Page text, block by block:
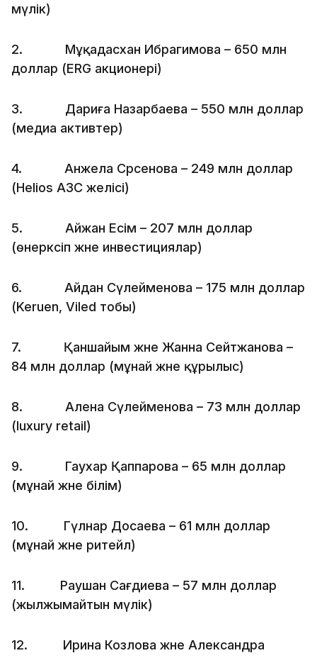
мүлік)
2. Мұқадасхан Ибрагимова – 650 млн
доллар (ERG акционері)
3. Дариға Назарбаева – 550 млн доллар
(медиа активтер)
4. Анжела Сәрсенова – 249 млн доллар
(Helios АЗС желісі)
5. Айжан Есім – 207 млн доллар
(өнеркәсіп және инвестициялар)
6. Айдан Сүлейменова – 175 млн доллар
(Keruen, Viled тобы)
7. Қаншайым және Жанна Сейтжанова –
84 млн доллар (мұнай және құрылыс)
8. Алена Сүлейменова – 73 млн доллар
(luxury retail)
9. Гаухар Қаппарова – 65 млн доллар
(мұнай және білім)
10. Гүлнар Досаева – 61 млн доллар
(мұнай және ритейл)
11. Раушан Сағдиева – 57 млн доллар
(жылжымайтын мүлік)
12. Ирина Козлова және Александра